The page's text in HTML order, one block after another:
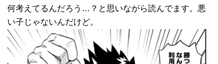
何考えてるんだろう…？と思いながら読んでます。悪
い子じゃないんだけど。